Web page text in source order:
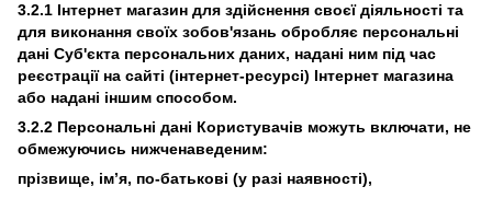
3.2.1 Інтернет магазин для здійснення своєї діяльності та
для виконання своїх зобов'язань обробляє персональні
дані Суб'єкта персональних даних, надані ним під час
реєстрації на сайті (інтернет-ресурсі) Інтернет магазина
або надані іншим способом.
3.2.2 Персональні дані Користувачів можуть включати, не
обмежуючись нижченаведеним:
прізвище, ім’я, по-батькові (у разі наявності),